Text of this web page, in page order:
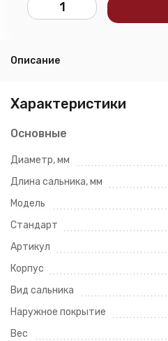
Описание
Характеристики
Основные
Диаметр, мм
Длина сальника, мм
Модель
Стандарт
Артикул
Корпус
Вид сальника
Наружное покрытие
Вес